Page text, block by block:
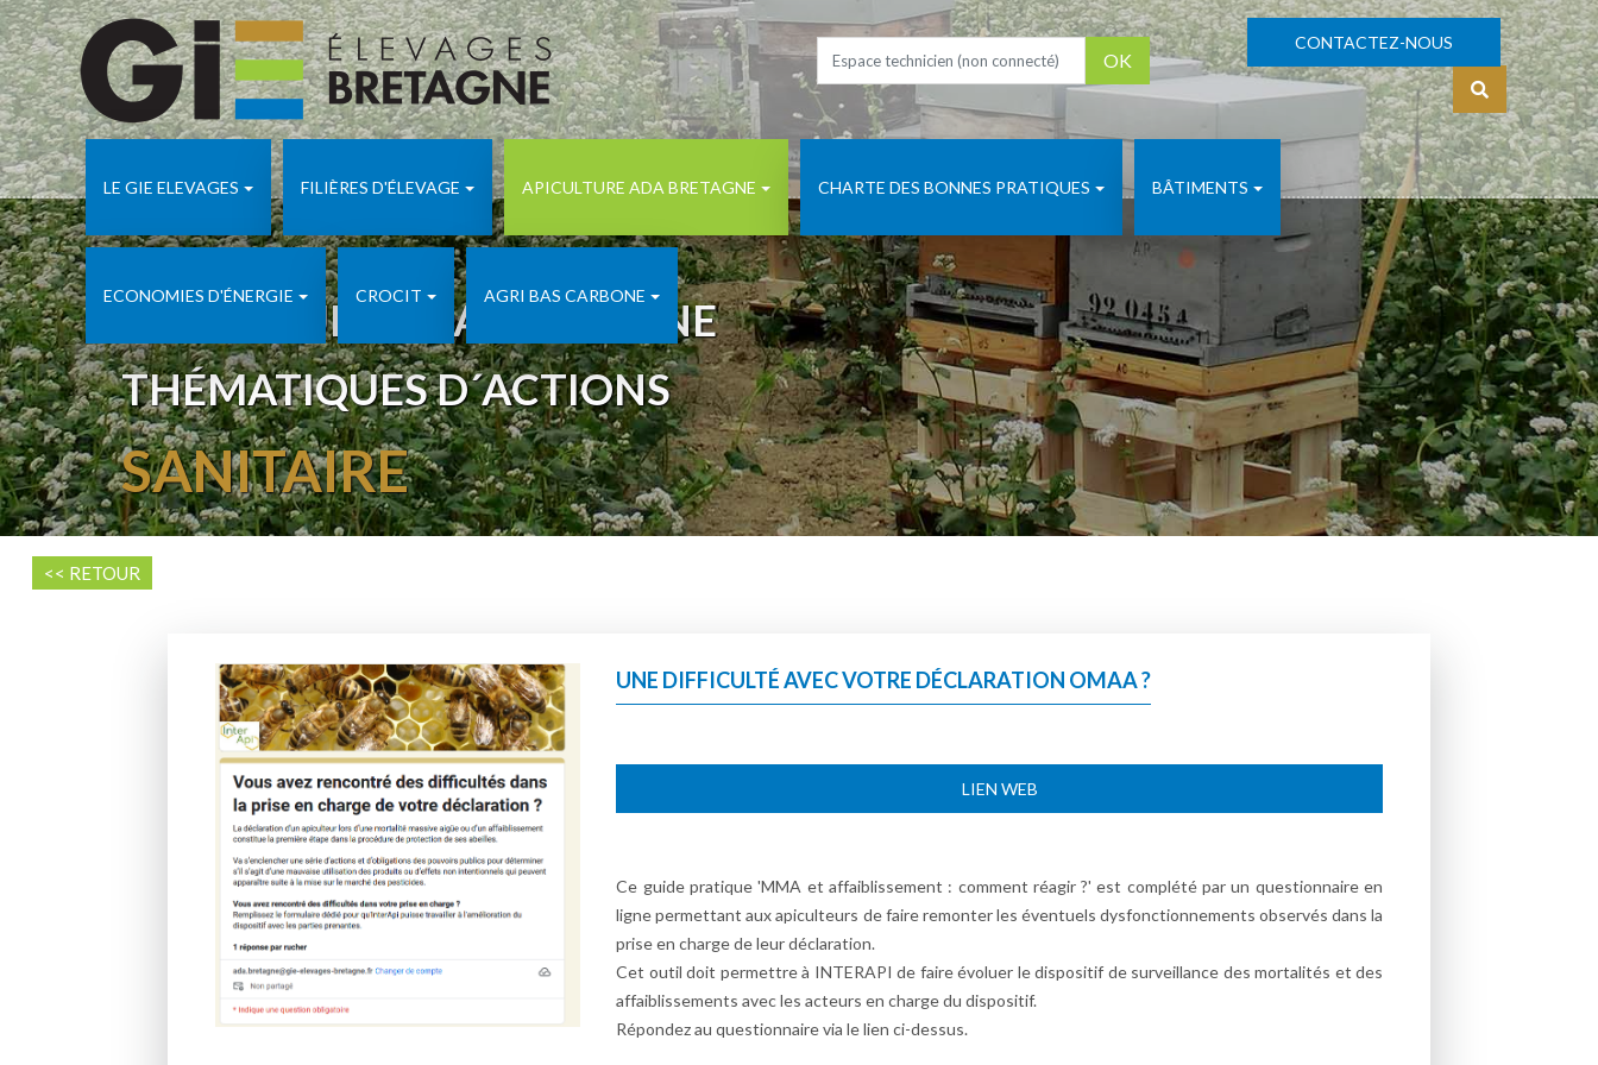
OK
CONTACTEZ-NOUS
S'identifier
LE GIE ELEVAGES FILIÈRES D'ÉLEVAGE APICULTURE ADA BRETAGNE CHARTE DES BONNES PRATIQUES BÂTIMENTS
ECONOMIES D'ÉNERGIE CROCIT AGRI BAS CARBONE
APICULTURE ADA BRETAGNE
THÉMATIQUES D´ACTIONS
SANITAIRE
<< RETOUR
UNE DIFFICULTÉ AVEC VOTRE DÉCLARATION OMAA ?
LIEN WEB
Ce guide pratique 'MMA et affaiblissement : comment réagir ?' est complété par un questionnaire en
ligne permettant aux apiculteurs de faire remonter les éventuels dysfonctionnements observés dans la
prise en charge de leur déclaration.
Cet outil doit permettre à INTERAPI de faire évoluer le dispositif de surveillance des mortalités et des
affaiblissements avec les acteurs en charge du dispositif.
Répondez au questionnaire via le lien ci-dessus.